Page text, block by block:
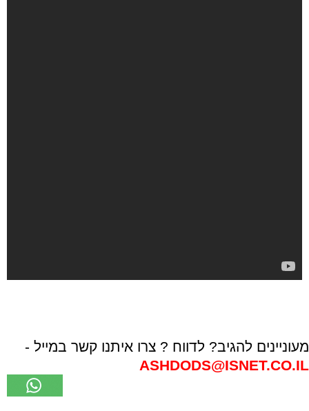
מעוניינים להגיב? לדווח ? צרו איתנו קשר במייל -
ASHDODS@ISNET.CO.IL